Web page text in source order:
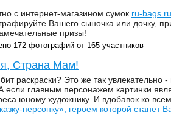
с интернет-магазином сумок ru-bags.ru
Вашего сыночка или дочку,
призы!
172 фотографий от 165 участников
Страна Мам!
раскраски? Это же так увлекательно
если главным персонажем картинки
юному художнику. И вдобавок ко
персонку», героем которой станет